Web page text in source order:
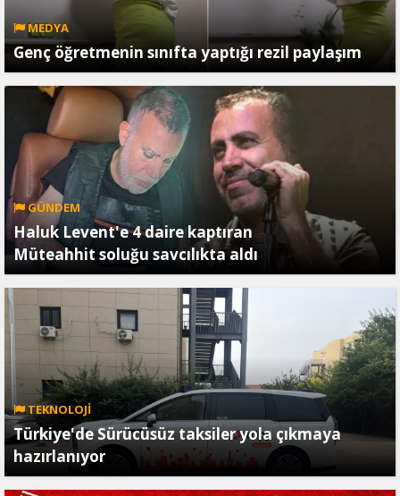
MEDYA
Genç öğretmenin sınıfta yaptığı rezil paylaşım
GÜNDEM
Haluk Levent'e 4 daire kaptıran
Müteahhit soluğu savcılıkta aldı
TEKNOLOJİ
Türkiye'de Sürücüsüz taksiler yola çıkmaya
hazırlanıyor